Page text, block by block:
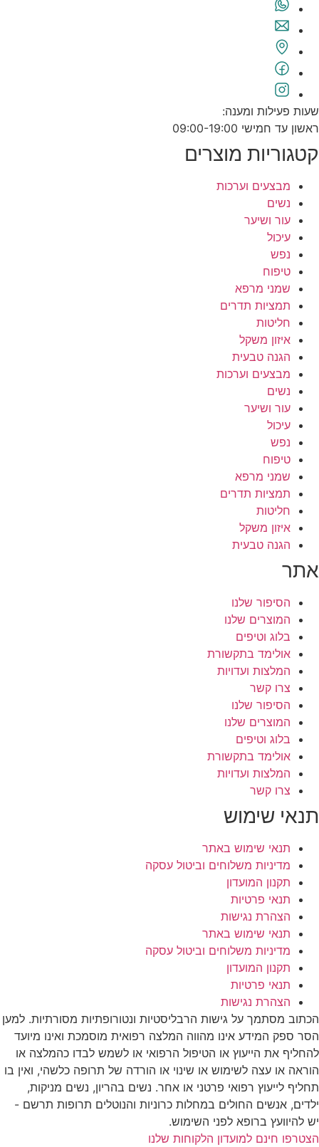
שעות פעילות ומענה:
ראשון עד חמישי 09:00-19:00
קטגוריות מוצרים
מבצעים וערכות
נשים
עור ושיער
עיכול
נפש
טיפוח
שמני מרפא
תמציות תדרים
חליטות
איזון משקל
הגנה טבעית
מבצעים וערכות
נשים
עור ושיער
עיכול
נפש
טיפוח
שמני מרפא
תמציות תדרים
חליטות
איזון משקל
הגנה טבעית
אתר
הסיפור שלנו
המוצרים שלנו
בלוג וטיפים
אולימד בתקשורת
המלצות ועדויות
צרו קשר
הסיפור שלנו
המוצרים שלנו
בלוג וטיפים
אולימד בתקשורת
המלצות ועדויות
צרו קשר
תנאי שימוש
תנאי שימוש באתר
מדיניות משלוחים וביטול עסקה
תקנון המועדון
תנאי פרטיות
הצהרת נגישות
תנאי שימוש באתר
מדיניות משלוחים וביטול עסקה
תקנון המועדון
תנאי פרטיות
הצהרת נגישות
הכתוב מסתמך על גישות הרבליסטיות ונטורופתיות מסורתיות. למען
הסר ספק המידע אינו מהווה המלצה רפואית מוסמכת ואינו מיועד
להחליף את הייעוץ או הטיפול הרפואי או לשמש לבדו כהמלצה או
הוראה או עצה לשימוש או שינוי או הורדה של תרופה כלשהי, ואין בו
תחליף לייעוץ רפואי פרטני או אחר. נשים בהריון, נשים מניקות,
ילדים, אנשים החולים במחלות כרוניות והנוטלים תרופות תרשם -
יש להיוועץ ברופא לפני השימוש.
הצטרפו חינם למועדון הלקוחות שלנו